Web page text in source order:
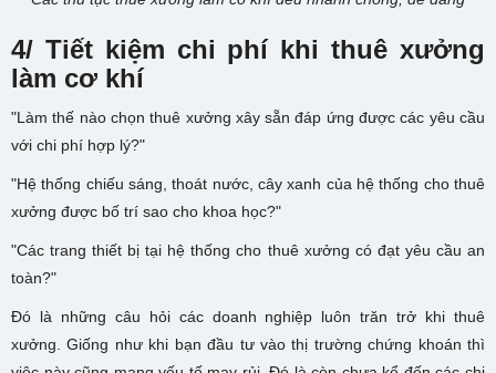
4/ Tiết kiệm chi phí khi thuê xưởng
làm cơ khí
"Làm thế nào chọn thuê xưởng xây sẵn đáp ứng được các yêu cầu
với chi phí hợp lý?"
"Hệ thống chiếu sáng, thoát nước, cây xanh của hệ thống cho thuê
xưởng được bố trí sao cho khoa học?"
"Các trang thiết bị tại hệ thống cho thuê xưởng có đạt yêu cầu an
toàn?"
Đó là những câu hỏi các doanh nghiệp luôn trăn trở khi thuê
xưởng. Giống như khi bạn đầu tư vào thị trường chứng khoán thì